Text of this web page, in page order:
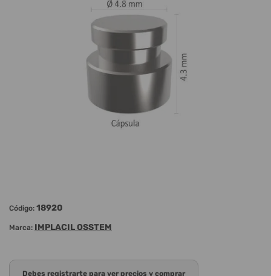
Código: 18920
Marca: IMPLACIL OSSTEM
Debes registrarte para ver precios y comprar